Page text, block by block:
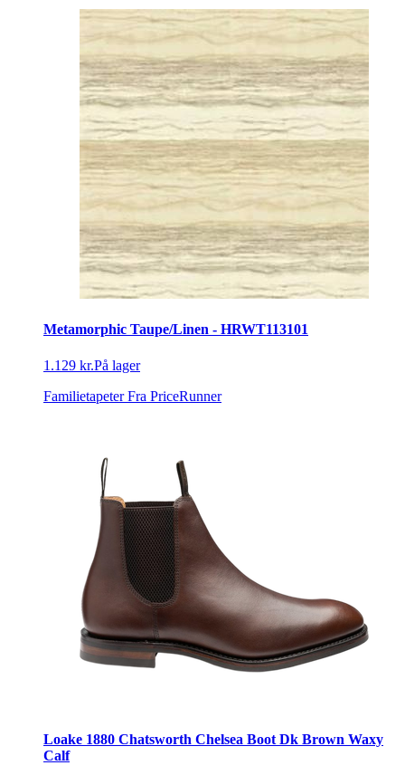
Metamorphic Taupe/Linen - HRWT113101
1.129 kr.På lager
Familietapeter Fra PriceRunner
Loake 1880 Chatsworth Chelsea Boot Dk Brown Waxy
Calf